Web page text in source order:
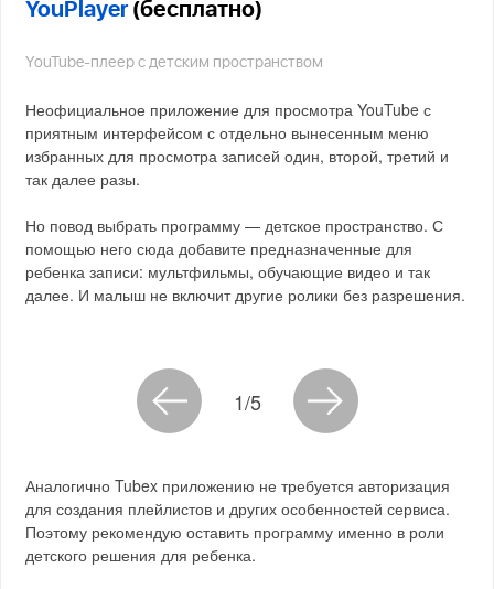
YouPlayer(бесплатно)
YouTube-плеер с детским пространством
Неофициальное приложение для просмотра YouTube с
приятным интерфейсом с отдельно вынесенным меню
избранных для просмотра записей один, второй, третий и
так далее разы.
Но повод выбрать программу — детское пространство. С
помощью него сюда добавите предназначенные для
ребенка записи: мультфильмы, обучающие видео и так
далее. И малыш не включит другие ролики без разрешения.
1/5
Аналогично Tubex приложению не требуется авторизация
для создания плейлистов и других особенностей сервиса.
Поэтому рекомендую оставить программу именно в роли
детского решения для ребенка.